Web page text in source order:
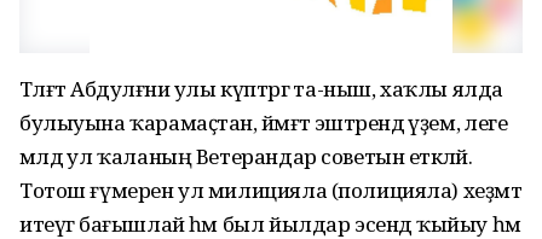
Тәлғәт Абдулғәни улы күптәргә та-ныш, хаҡлы ялда
булыуына ҡарамаҫтан, йәмәғәт эштәрендә әүҙем, әлеге
мәлдә ул ҡаланың Ветерандар советын етәкләй.
Тотош ғүмерен ул милицияла (полицияла) хеҙмәт
итеүгә бағышлай һәм был йылдар эсендә ҡыйыу һәм